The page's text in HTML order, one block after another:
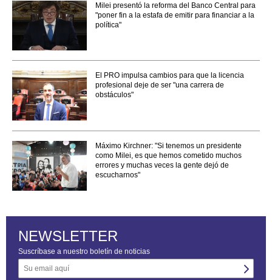
Milei presentó la reforma del Banco Central para
"poner fin a la estafa de emitir para financiar a la
política"
El PRO impulsa cambios para que la licencia
profesional deje de ser "una carrera de
obstáculos"
Máximo Kirchner: "Si tenemos un presidente
como Milei, es que hemos cometido muchos
errores y muchas veces la gente dejó de
escucharnos"
NEWSLETTER
Suscríbase a nuestro boletín de noticias